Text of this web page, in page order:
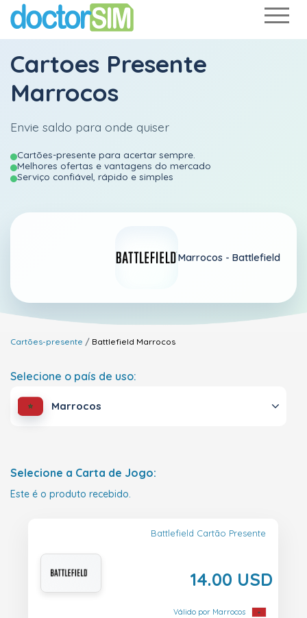
Cartoes Presente
Marrocos
Envie saldo para onde quiser
Cartões-presente para acertar sempre.
Melhores ofertas e vantagens do mercado
Serviço confiável, rápido e simples
Marrocos - Battlefield
Cartões-presente Battlefield Marrocos
Selecione o país de uso:
Marrocos
Selecione a Carta de Jogo:
Este é o produto recebido.
Battlefield Cartão Presente
14.00 USD
Válido por Marrocos